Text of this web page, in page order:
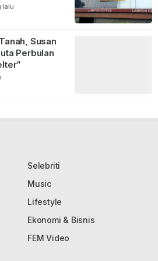
lalu
Susan
Perbulan
Selebriti
Music
Lifestyle
Ekonomi & Bisnis
FEM Video